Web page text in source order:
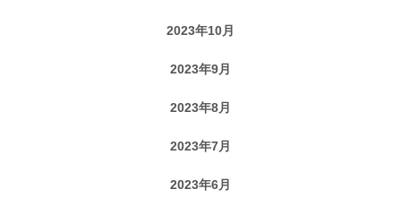
2023年10月
2023年9月
2023年8月
2023年7月
2023年6月